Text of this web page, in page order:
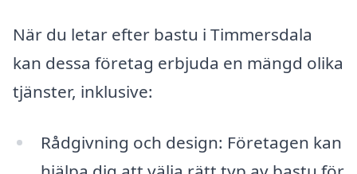
När du letar efter bastu i Timmersdala
kan dessa företag erbjuda en mängd olika
tjänster, inklusive:
Rådgivning och design: Företagen kan